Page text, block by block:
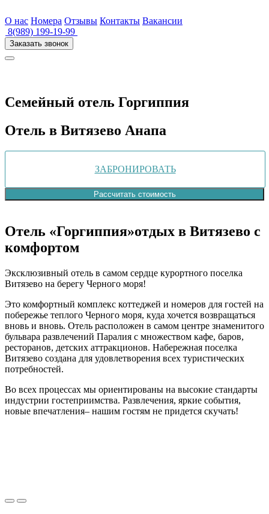
О нас Номера Отзывы Контакты Вакансии
8(989) 199-19-99
Заказать звонок
Семейный отель Горгиппия
Отель в Витязево Анапа
ЗАБРОНИРОВАТЬ
Рассчитать стоимость
Отель «Горгиппия»отдых в Витязево с
комфортом
Эксклюзивный отель в самом сердце курортного поселка
Витязево на берегу Черного моря!
Это комфортный комплекс коттеджей и номеров для гостей на
побережье теплого Черного моря, куда хочется возвращаться
вновь и вновь. Отель расположен в самом центре знаменитого
бульвара развлечений Паралия с множеством кафе, баров,
ресторанов, детских аттракционов. Набережная поселка
Витязево создана для удовлетворения всех туристических
потребностей.
Во всех процессах мы ориентированы на высокие стандарты
индустрии гостеприимства. Развлечения, яркие события,
новые впечатления– нашим гостям не придется скучать!